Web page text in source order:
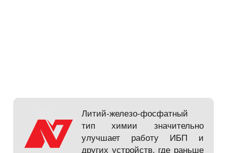
Литий-железо-фосфатный
тип химии значительно
улучшает работу ИБП и
других устройств, где раньше